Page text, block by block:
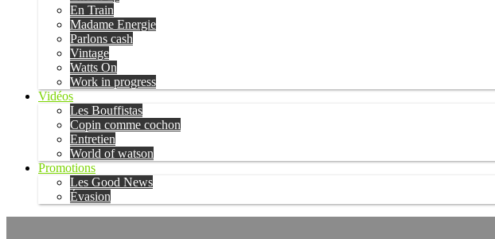
En Train
Madame Energie
Parlons cash
Vintage
Watts On
Work in progress
Vidéos
Les Bouffistas
Copin comme cochon
Entretien
World of watson
Promotions
Les Good News
Évasion